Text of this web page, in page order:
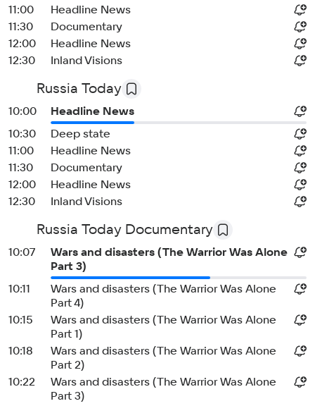
11:00
Headline News
11:30
Documentary
12:00
Headline News
12:30
Inland Visions
Russia Today
10:00
Headline News
10:30
Deep state
11:00
Headline News
11:30
Documentary
12:00
Headline News
12:30
Inland Visions
Russia Today Documentary
10:07
Wars and disasters (The Warrior Was Alone
Part 3)
10:11
Wars and disasters (The Warrior Was Alone
Part 4)
10:15
Wars and disasters (The Warrior Was Alone
Part 1)
10:18
Wars and disasters (The Warrior Was Alone
Part 2)
10:22
Wars and disasters (The Warrior Was Alone
Part 3)